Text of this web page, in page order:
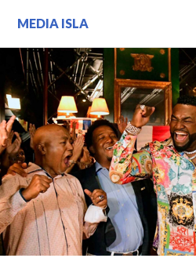
contenido.
MEDIA ISLA